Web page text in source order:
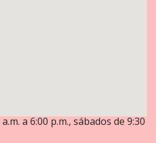
a 6:00 p.m., sábados de 9:30